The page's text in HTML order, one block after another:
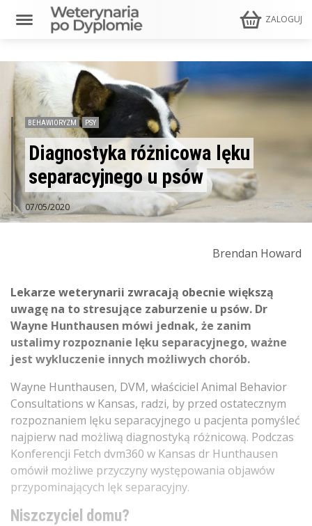
ZALOGUJ
BEHAWIORYZM PSY
Diagnostyka różnicowa lęku
separacyjnego u psów
07/05/2020
Brendan Howard
Lekarze weterynarii zwracają obecnie większą
uwagę na to stresujące zaburzenie u psów. Dr
Wayne Hunthausen mówi jednak, że zanim
ustalimy rozpoznanie lęku separacyjnego, ważne
jest wykluczenie innych możliwych chorób.
Wayne Hunthausen, DVM, właściciel Animal Behavior
Consultations w Kansas, radzi, by przed ostatecznym
rozpoznaniem lęku separacyjnego u pacjenta pomyśleć
najpierw nad możliwą diagnostyką różnicową. Podczas
Konferencji Fetch dvm360 w Kansas dr Hunthausen
omówił możliwe przyczyny występowania objawów
przypominających lęk separacyjny.
Niszczyciel domu?